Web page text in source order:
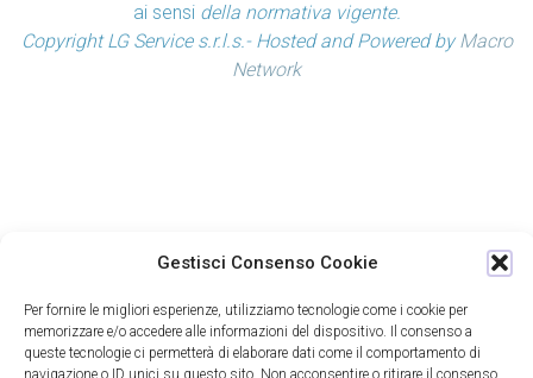
Gestisci Consenso Cookie
Per fornire le migliori esperienze, utilizziamo tecnologie come i cookie per
memorizzare e/o accedere alle informazioni del dispositivo. Il consenso a
queste tecnologie ci permetterà di elaborare dati come il comportamento di
navigazione o ID unici su questo sito. Non acconsentire o ritirare il consenso
ai sensidella normativa vigente.
Copyright LG Service s.r.l.s.- Hosted and Powered byMacro
Network